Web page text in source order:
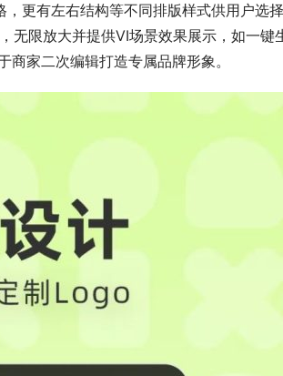
更有左右结构等不同排版样式供用户选
无限放大并提供VI场景效果展示，如一键
家二次编辑打造专属品牌形象。